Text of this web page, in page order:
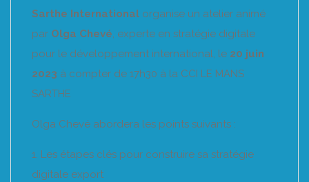
Sarthe International organise un atelier animé
par Olga Chevé, experte en stratégie digitale
pour le développement international, le 20 juin
2023 à compter de 17h30 à la CCI LE MANS
SARTHE
Olga Chevé abordera les points suivants :
1. Les étapes clés pour construire sa stratégie
digitale export